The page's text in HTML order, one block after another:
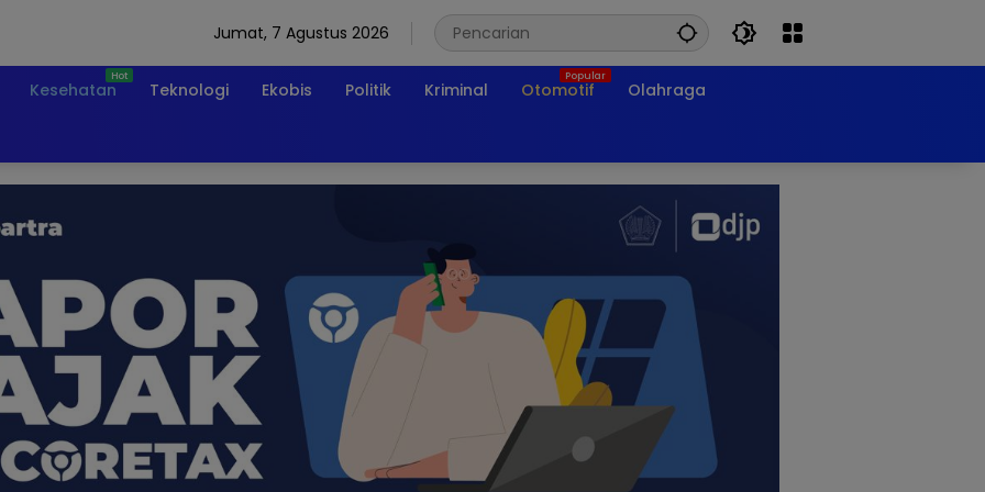
Jumat, 7 Agustus 2026
Kesehatan Teknologi Ekobis Politik Kriminal Otomotif Olahraga